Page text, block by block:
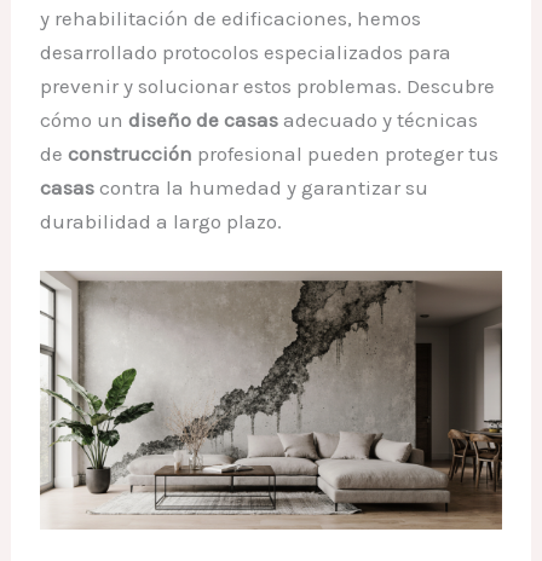
y rehabilitación de edificaciones, hemos
desarrollado protocolos especializados para
prevenir y solucionar estos problemas. Descubre
cómo undiseño de casas adecuado y técnicas
deconstrucción profesional pueden proteger tus
casas contra la humedad y garantizar su
durabilidad a largo plazo.